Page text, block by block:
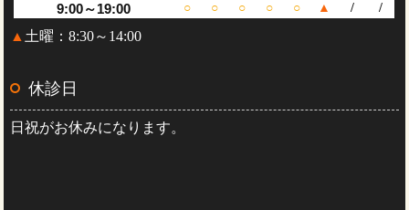
9:00～19:00 ○ ○ ○ ○ ○ ▲ / /
▲ 土曜：8:30～14:00
休診日
日祝がお休みになります。